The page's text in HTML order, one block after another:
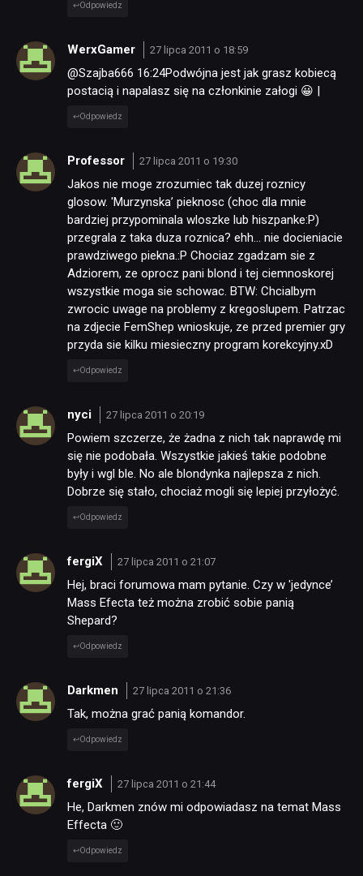
Odpowiedz
WerxGamer 27 lipca 2011 o 18:59
@Szajba666 16:24Podwójna jest jak grasz kobiecą
postacią i napalasz się na członkinie załogi 😀 |
Odpowiedz
Professor 27 lipca 2011 o 19:30
Jakos nie moge zrozumiec tak duzej roznicy
glosow. 'Murzynska’ pieknosc (choc dla mnie
bardziej przypominala wloszke lub hiszpanke:P)
przegrala z taka duza roznica? ehh… nie docieniacie
prawdziwego piekna.:P Chociaz zgadzam sie z
Adziorem, ze oprocz pani blond i tej ciemnoskorej
wszystkie moga sie schowac. BTW: Chcialbym
zwrocic uwage na problemy z kregoslupem. Patrzac
na zdjecie FemShep wnioskuje, ze przed premier gry
przyda sie kilku miesieczny program korekcyjny.xD
Odpowiedz
nyci 27 lipca 2011 o 20:19
Powiem szczerze, że żadna z nich tak naprawdę mi
się nie podobała. Wszystkie jakieś takie podobne
były i wgl ble. No ale blondynka najlepsza z nich.
Dobrze się stało, chociaż mogli się lepiej przyłożyć.
Odpowiedz
fergiX 27 lipca 2011 o 21:07
Hej, braci forumowa mam pytanie. Czy w 'jedynce’
Mass Efecta też można zrobić sobie panią
Shepard?
Odpowiedz
Darkmen 27 lipca 2011 o 21:36
Tak, można grać panią komandor.
Odpowiedz
fergiX 27 lipca 2011 o 21:44
He, Darkmen znów mi odpowiadasz na temat Mass
Effecta 🙂
Odpowiedz